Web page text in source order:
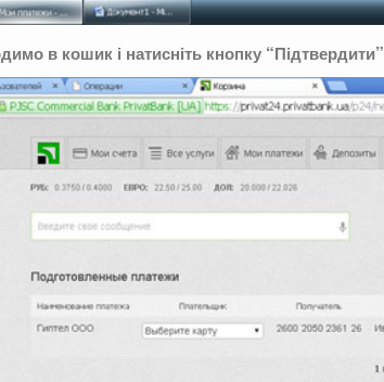
в кошик і натисніть кнопку “Підтвердити”